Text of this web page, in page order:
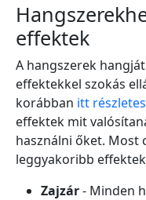
effektek
A hangszerek
effektekkel szokás
korábban itt
effektek mit
használni őket. Most
leggyakoribb
Zajzár- Minden